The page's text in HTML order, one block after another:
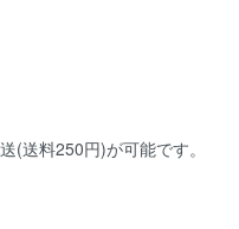
(送料250円)が可能です。